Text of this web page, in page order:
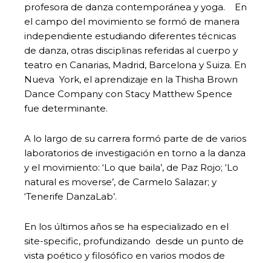
profesora de danza contemporánea y yoga. En
el campo del movimiento se formó de manera
independiente estudiando diferentes técnicas
de danza, otras disciplinas referidas al cuerpo y
teatro en Canarias, Madrid, Barcelona y Suiza. En
Nueva York, el aprendizaje en la Thisha Brown
Dance Company con Stacy Matthew Spence
fue determinante.
A lo largo de su carrera formó parte de de varios
laboratorios de investigación en torno a la danza
y el movimiento: ‘Lo que baila’, de Paz Rojo; ‘Lo
natural es moverse’, de Carmelo Salazar; y
‘Tenerife DanzaLab’.
En los últimos años se ha especializado en el
site-specific, profundizando desde un punto de
vista poético y filosófico en varios modos de